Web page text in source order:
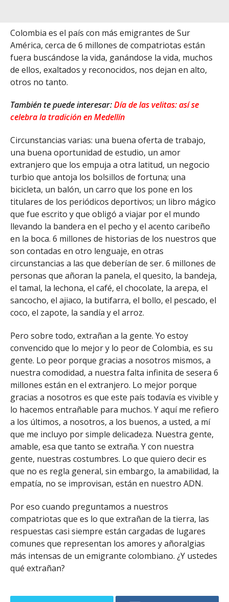
Colombia es el país con más emigrantes de Sur
América, cerca de 6 millones de compatriotas están
fuera buscándose la vida, ganándose la vida, muchos
de ellos, exaltados y reconocidos, nos dejan en alto,
otros no tanto.
También te puede interesar:Día de las velitas: así se
celebra la tradición en Medellín
Circunstancias varias: una buena oferta de trabajo,
una buena oportunidad de estudio, un amor
extranjero que los empuja a otra latitud, un negocio
turbio que antoja los bolsillos de fortuna; una
bicicleta, un balón, un carro que los pone en los
titulares de los periódicos deportivos; un libro mágico
que fue escrito y que obligó a viajar por el mundo
llevando la bandera en el pecho y el acento caribeño
en la boca. 6 millones de historias de los nuestros que
son contadas en otro lenguaje, en otras
circunstancias a las que deberían de ser. 6 millones de
personas que añoran la panela, el quesito, la bandeja,
el tamal, la lechona, el café, el chocolate, la arepa, el
sancocho, el ajiaco, la butifarra, el bollo, el pescado, el
coco, el zapote, la sandía y el arroz.
Pero sobre todo, extrañan a la gente. Yo estoy
convencido que lo mejor y lo peor de Colombia, es su
gente. Lo peor porque gracias a nosotros mismos, a
nuestra comodidad, a nuestra falta infinita de sesera 6
millones están en el extranjero. Lo mejor porque
gracias a nosotros es que este país todavía es vivible y
lo hacemos entrañable para muchos. Y aquí me refiero
a los últimos, a nosotros, a los buenos, a usted, a mí
que me incluyo por simple delicadeza. Nuestra gente,
amable, esa que tanto se extraña. Y con nuestra
gente, nuestras costumbres. Lo que quiero decir es
que no es regla general, sin embargo, la amabilidad, la
empatía, no se improvisan, están en nuestro ADN.
Por eso cuando preguntamos a nuestros
compatriotas que es lo que extrañan de la tierra, las
respuestas casi siempre están cargadas de lugares
comunes que representan los amores y añoralgias
más intensas de un emigrante colombiano. ¿Y ustedes
qué extrañan?